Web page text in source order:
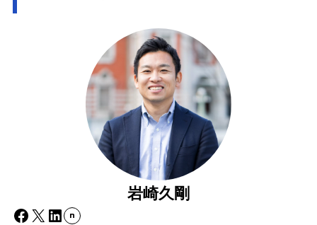
岩崎久剛
Facebook
X LinkedIn